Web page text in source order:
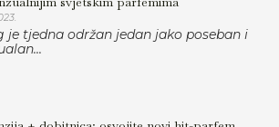
je tjedna održan jedan jako poseban i